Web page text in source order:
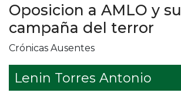
Oposicion a AMLO y su
campaña del terror
Crónicas Ausentes
Lenin Torres Antonio